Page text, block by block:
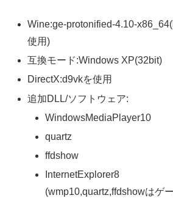
Wine:ge-protonified-4.10-
使用)
互換モード:Windows XP(32bit)
DirectX:d9vkを使用
追加DLL/ソフトウェア:
WindowsMediaPlayer10
quartz
ffdshow
InternetExplorer8
(wmp10,quartz,ffdshowはゲ